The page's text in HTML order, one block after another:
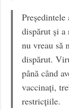
Președintele
dispărut și a
nu vreau să
dispărut.
până când
vaccinați,
restricțiile.